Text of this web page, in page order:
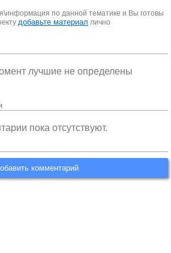
по данной тематике и Вы готовы
добавьте материал лично
лучшие не определены
пока отсутствуют.
комментарий